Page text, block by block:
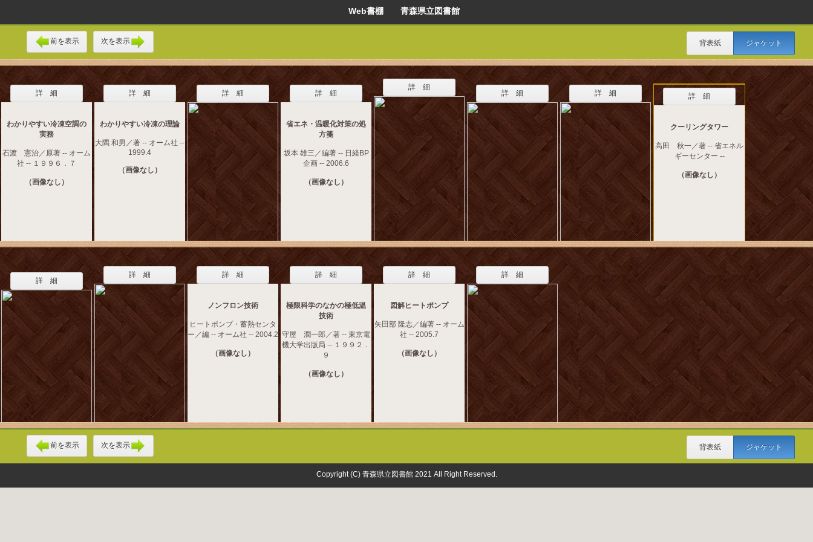
Web書棚 青森県立図書館
前を表示 次を表示 背表紙 ジャケット
詳 細
わかりやすい冷凍空調の
実務
石渡 憲治／原著 -- オーム
社 -- １９９６．７
（画像なし）
詳 細
わかりやすい冷凍の理論
大隅 和男／著 -- オーム社 --
1999.4
（画像なし）
詳 細 詳 細
省エネ・温暖化対策の処
方箋
坂本 雄三／編著 -- 日経BP
企画 -- 2006.6
（画像なし）
詳 細
詳 細 詳 細 詳 細
クーリングタワー
高田 秋一／著 -- 省エネル
ギーセンター --
（画像なし）
詳 細
詳 細 詳 細
ノンフロン技術
ヒートポンプ・蓄熱センタ
ー／編 -- オーム社 -- 2004.2
（画像なし）
詳 細
極限科学のなかの極低温
技術
守屋 潤一郎／著 -- 東京電
機大学出版局 -- １９９２．
９
（画像なし）
詳 細
図解ヒートポンプ
矢田部 隆志／編著 -- オーム
社 -- 2005.7
（画像なし）
詳 細
前を表示 次を表示 背表紙 ジャケット
Copyright (C) 青森県立図書館 2021 All Right Reserved.